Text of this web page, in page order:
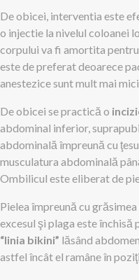
De obicei, interventia este
o injectie la nivelul coloanei
corpului va fi amortita
este de preferat deoarece
anestezice sunt mult mai
De obicei se practică o
abdominal inferior,
abdominală împreună cu
musculatura abdominală
Ombilicul este eliberat de
Pielea împreună cu
excesul şi plaga este închisă
“linia bikini” lăsând
astfel încât el ramâne în